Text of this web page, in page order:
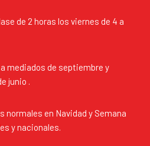
de 2 horas los viernes de 4 a
mediados de septiembre y
junio .
normales en Navidad y Semana
y nacionales.